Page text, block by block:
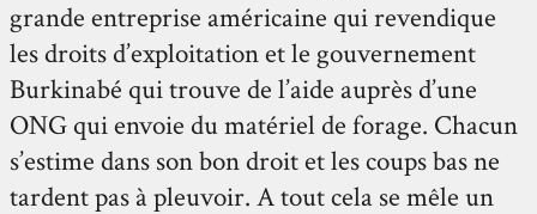
grande entreprise américaine qui revendique
les droits d’exploitation et le gouvernement
Burkinabé qui trouve de l’aide auprès d’une
ONG qui envoie du matériel de forage. Chacun
s’estime dans son bon droit et les coups bas ne
tardent pas à pleuvoir. A tout cela se mêle un